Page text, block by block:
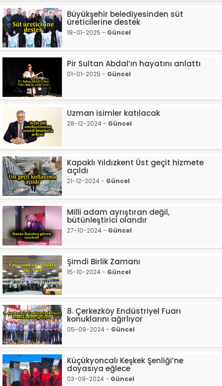
Büyükşehir belediyesinden süt
üreticilerine destek
18-01-2025 - Güncel
Pir Sultan Abdal’ın hayatını anlattı
01-01-2025 - Güncel
Uzman isimler katılacak
28-12-2024 - Güncel
Kapaklı Yıldızkent Üst geçit hizmete
açıldı
21-12-2024 - Güncel
Milli adam ayrıştıran değil,
bütünleştirici olandır
27-10-2024 - Güncel
Şimdi Birlik Zamanı
15-10-2024 - Güncel
8. Çerkezköy Endüstriyel Fuarı
konuklarını ağırlıyor
05-09-2024 - Güncel
Küçükyoncalı Keşkek Şenliği’ne
doyasıya eğlece
03-09-2024 - Güncel